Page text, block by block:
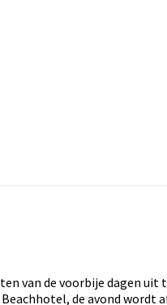
van de voorbije dagen
de avond wordt